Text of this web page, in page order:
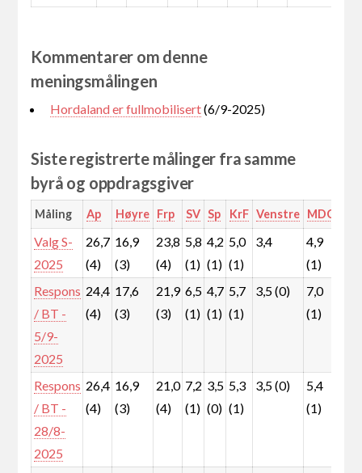
Kommentarer om denne
meningsmålingen
Hordaland er fullmobilisert(6/9-2025)
Siste registrerte målinger fra samme
byrå og oppdragsgiver
Måling Ap Høyre Frp SV Sp KrF Venstre MDG
Valg S-
2025
26,7
(4)
16,9
(3)
23,8
(4)
5,8
(1)
4,2
(1)
5,0
(1)
3,4
4,9
(1)
Respons
/ BT -
5/9-
2025
24,4
(4)
17,6
(3)
21,9
(3)
6,5
(1)
4,7
(1)
5,7
(1)
3,5 (0)
7,0
(1)
Respons
/ BT -
28/8-
2025
26,4
(4)
16,9
(3)
21,0
(4)
7,2
(1)
3,5
(0)
5,3
(1)
3,5 (0)
5,4
(1)